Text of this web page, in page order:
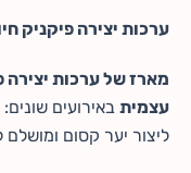
ערכות יצירה פיקניק
מארז של ערכות יצירה
עצמיתבאירועים שונים:
ליצור יער קסום ומושלם